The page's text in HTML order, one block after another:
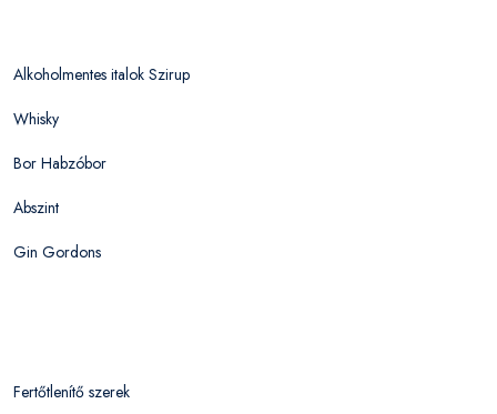
Alkoholmentes italok Szirup
Whisky
Bor Habzóbor
Abszint
Gin Gordons
Fertőtlenítő szerek